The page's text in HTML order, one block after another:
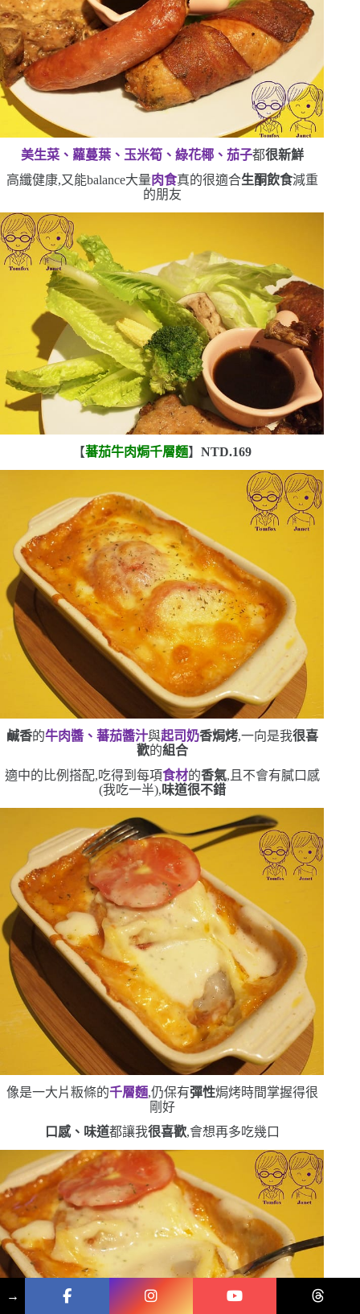
美生菜、蘿蔓葉、玉米筍、綠花椰、茄子都很新鮮
高纖健康,又能balance大量肉食真的很適合生酮飲食減重
的朋友
【蕃茄牛肉焗千層麵】NTD.169
鹹香的牛肉醬、蕃茄醬汁與起司奶香焗烤,一向是我很喜
歡的組合
適中的比例搭配,吃得到每項食材的香氣,且不會有膩口感
(我吃一半), 味道很不錯
像是一大片粄條的千層麵,仍保有彈性焗烤時間掌握得很
剛好
口感、味道都讓我很喜歡,會想再多吃幾口
→